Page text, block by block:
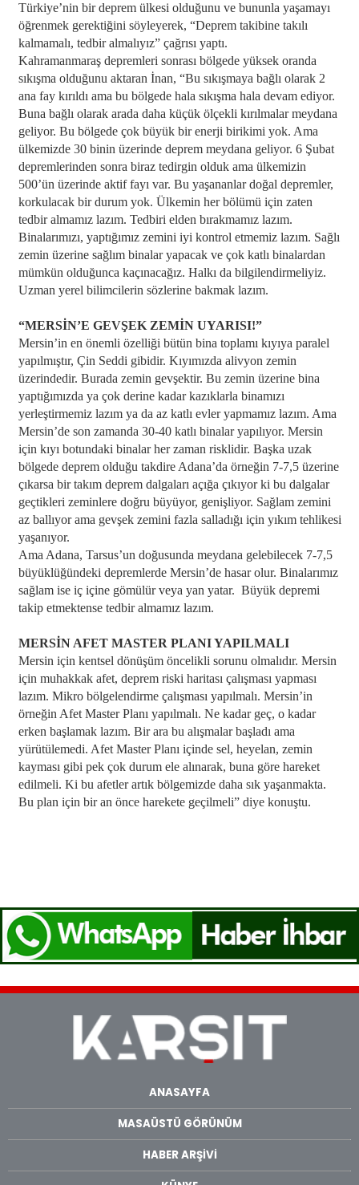
Türkiye’nin bir deprem ülkesi olduğunu ve bununla yaşamayı
öğrenmek gerektiğini söyleyerek, “Deprem takibine takılı
kalmamalı, tedbir almalıyız” çağrısı yaptı.
Kahramanmaraş depremleri sonrası bölgede yüksek oranda
sıkışma olduğunu aktaran İnan, “Bu sıkışmaya bağlı olarak 2
ana fay kırıldı ama bu bölgede hala sıkışma hala devam ediyor.
Buna bağlı olarak arada daha küçük ölçekli kırılmalar meydana
geliyor. Bu bölgede çok büyük bir enerji birikimi yok. Ama
ülkemizde 30 binin üzerinde deprem meydana geliyor. 6 Şubat
depremlerinden sonra biraz tedirgin olduk ama ülkemizin
500’ün üzerinde aktif fayı var. Bu yaşananlar doğal depremler,
korkulacak bir durum yok. Ülkemin her bölümü için zaten
tedbir almamız lazım. Tedbiri elden bırakmamız lazım.
Binalarımızı, yaptığımız zemini iyi kontrol etmemiz lazım. Sağlı
zemin üzerine sağlım binalar yapacak ve çok katlı binalardan
mümkün olduğunca kaçınacağız. Halkı da bilgilendirmeliyiz.
Uzman yerel bilimcilerin sözlerine bakmak lazım.
“MERSİN’E GEVŞEK ZEMİN UYARISI!”
Mersin’in en önemli özelliği bütün bina toplamı kıyıya paralel
yapılmıştır, Çin Seddi gibidir. Kıyımızda alivyon zemin
üzerindedir. Burada zemin gevşektir. Bu zemin üzerine bina
yaptığımızda ya çok derine kadar kazıklarla binamızı
yerleştirmemiz lazım ya da az katlı evler yapmamız lazım. Ama
Mersin’de son zamanda 30-40 katlı binalar yapılıyor. Mersin
için kıyı botundaki binalar her zaman risklidir. Başka uzak
bölgede deprem olduğu takdire Adana’da örneğin 7-7,5 üzerine
çıkarsa bir takım deprem dalgaları açığa çıkıyor ki bu dalgalar
geçtikleri zeminlere doğru büyüyor, genişliyor. Sağlam zemini
az ballıyor ama gevşek zemini fazla salladığı için yıkım tehlikesi
yaşanıyor.
Ama Adana, Tarsus’un doğusunda meydana gelebilecek 7-7,5
büyüklüğündeki depremlerde Mersin’de hasar olur. Binalarımız
sağlam ise iç içine gömülür veya yan yatar. Büyük depremi
takip etmektense tedbir almamız lazım.
MERSİN AFET MASTER PLANI YAPILMALI
Mersin için kentsel dönüşüm öncelikli sorunu olmalıdır. Mersin
için muhakkak afet, deprem riski haritası çalışması yapması
lazım. Mikro bölgelendirme çalışması yapılmalı. Mersin’in
örneğin Afet Master Planı yapılmalı. Ne kadar geç, o kadar
erken başlamak lazım. Bir ara bu alışmalar başladı ama
yürütülemedi. Afet Master Planı içinde sel, heyelan, zemin
kayması gibi pek çok durum ele alınarak, buna göre hareket
edilmeli. Ki bu afetler artık bölgemizde daha sık yaşanmakta.
Bu plan için bir an önce harekete geçilmeli” diye konuştu.
ANASAYFA
MASAÜSTÜ GÖRÜNÜM
HABER ARŞİVİ